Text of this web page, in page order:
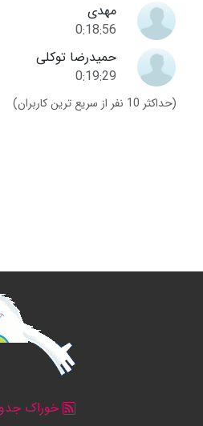
مهدی
0:18:56
حمیدرضا توکلی
0:19:29
(حداکثر 10 نفر از سریع ترین کاربران)
خوراک